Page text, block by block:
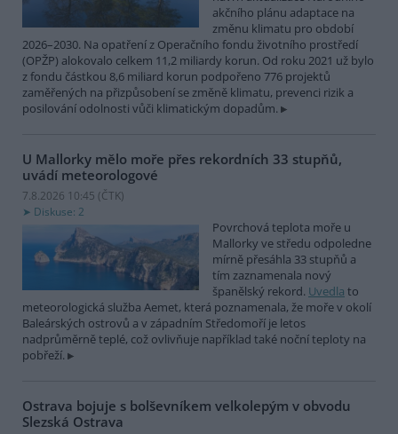
akčního plánu adaptace na
změnu klimatu pro období
2026–2030. Na opatření z Operačního fondu životního prostředí
(OPŽP) alokovalo celkem 11,2 miliardy korun. Od roku 2021 už bylo
z fondu částkou 8,6 miliard korun podpořeno 776 projektů
zaměřených na přizpůsobení se změně klimatu, prevenci rizik a
posilování odolnosti vůči klimatickým dopadům.
U Mallorky mělo moře přes rekordních 33 stupňů,
uvádí meteorologové
7.8.2026 10:45 (ČTK)
Diskuse: 2
Povrchová teplota moře u
Mallorky ve středu odpoledne
mírně přesáhla 33 stupňů a
tím zaznamenala nový
španělský rekord. Uvedla to
meteorologická služba Aemet, která poznamenala, že moře v okolí
Baleárských ostrovů a v západním Středomoří je letos
nadprůměrně teplé, což ovlivňuje například také noční teploty na
pobřeží.
Ostrava bojuje s bolševníkem velkolepým v obvodu
Slezská Ostrava